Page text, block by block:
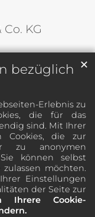
bezüglich
Erlebnis zu
die für das
sind. Mit Ihrer
Cookies, die zur
zu anonymen
können selbst
möchten.
Einstellungen
der Seite zur
Ihrere Cookie-
✕
KG